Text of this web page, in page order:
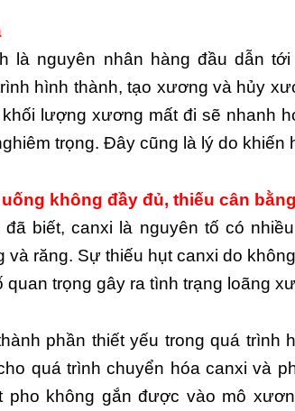
là nguyên nhân hàng đầu dẫn
hình thành, tạo xương và hủy
lượng xương mất đi sẽ nhanh
trọng. Đây cũng là lý do
không đầy đủ, thiếu cân bằng
biết, canxi là nguyên tố có
và răng. Sự thiếu hụt canxi do
quan trọng gây ra tình trạng loãng
phần thiết yếu trong quá
quá trình chuyển hóa canxi và
pho không gắn được vào mô